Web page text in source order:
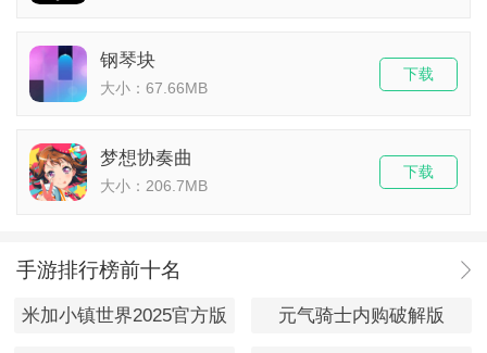
钢琴块
大小：67.66MB
下载
梦想协奏曲
大小：206.7MB
下载
手游排行榜前十名
米加小镇世界2025官方版 元气骑士内购破解版